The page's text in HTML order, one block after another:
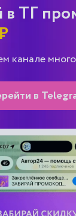
в ТГ
канале
в